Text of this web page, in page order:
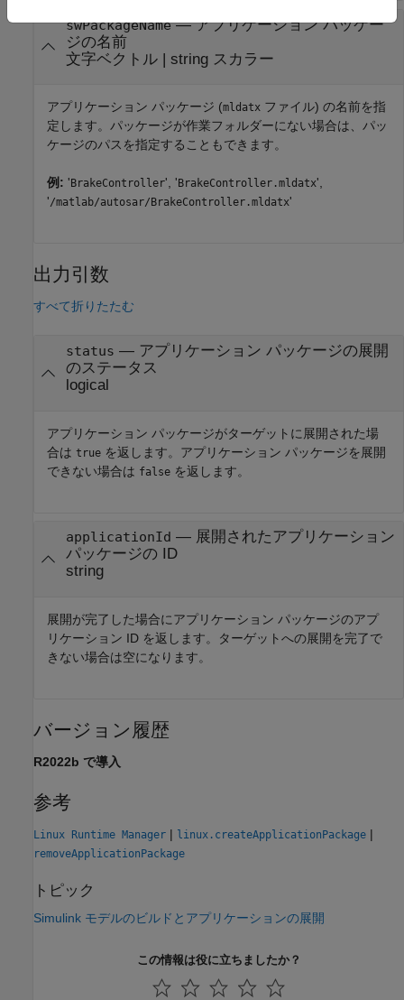
swPackageName—アプリケーション パッケー
ジの名前
文字ベクトル| string スカラー
アプリケーション パッケージ (mldatx ファイル) の名前を指
定します。パッケージが作業フォルダーにない場合は、パッ
ケージのパスを指定することもできます。
例: ' BrakeController', ' BrakeController.mldatx',
'/matlab/autosar/BrakeController.mldatx'
出力引数
すべて折りたたむ
status — アプリケーション パッケージの展開
のステータス
logical
アプリケーション パッケージがターゲットに展開された場
合は true を返します。アプリケーション パッケージを展開
できない場合は false を返します。
applicationId — 展開されたアプリケーション
パッケージの ID
string
展開が完了した場合にアプリケーション パッケージのアプ
リケーション ID を返します。ターゲットへの展開を完了で
きない場合は空になります。
バージョン履歴
R2022b で導入
参考
Linux Runtime Manager | linux.createApplicationPackage |
removeApplicationPackage
トピック
Simulink モデルのビルドとアプリケーションの展開
この情報は役に立ちましたか？